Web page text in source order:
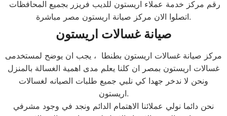
اتصلوا الان مركز صيانة اريستون مصر مباشرة.
صيانة غسالات اريستون
مركز صيانة غسالات اريستون بطنطا ، يجب ان يوضح لمستخدمى
غسالات اريستون بمصر ان كلنا يعلم مدى اهمية الغسالة بالمنزل
ونحن لا ندخر جهدا كي نلبي جميع طلبات الصيانه لغسالات
اريستون.
نحن دائما نولي عملائنا الاهتمام الدائم ونجد في وجود مشرفي